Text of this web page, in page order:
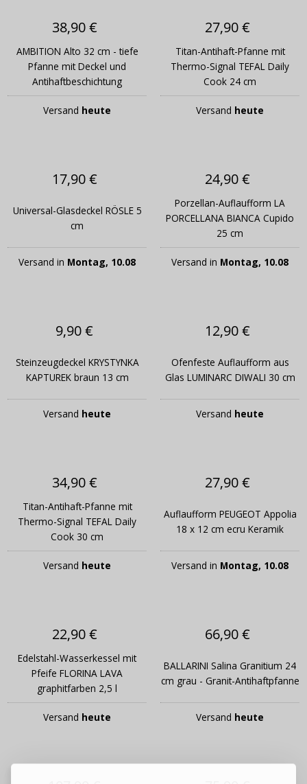
38,90 €
AMBITION Alto 32 cm - tiefe
Pfanne mit Deckel und
Antihaftbeschichtung
Versand heute
27,90 €
Titan-Antihaft-Pfanne mit
Thermo-Signal TEFAL Daily
Cook 24 cm
Versand heute
17,90 €
Universal-Glasdeckel RÖSLE 5
cm
Versand in Montag, 10.08
24,90 €
Porzellan-Auflaufform LA
PORCELLANA BIANCA Cupido
25 cm
Versand in Montag, 10.08
9,90 €
Steinzeugdeckel KRYSTYNKA
KAPTUREK braun 13 cm
Versand heute
12,90 €
Ofenfeste Auflaufform aus
Glas LUMINARC DIWALI 30 cm
Versand heute
34,90 €
Titan-Antihaft-Pfanne mit
Thermo-Signal TEFAL Daily
Cook 30 cm
Versand heute
27,90 €
Auflaufform PEUGEOT Appolia
18 x 12 cm ecru Keramik
Versand in Montag, 10.08
22,90 €
Edelstahl-Wasserkessel mit
Pfeife FLORINA LAVA
graphitfarben 2,5 l
Versand heute
66,90 €
BALLARINI Salina Granitium 24
cm grau - Granit-Antihaftpfanne
Versand heute